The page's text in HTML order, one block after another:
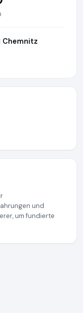
Chemnitz
und
um fundierte